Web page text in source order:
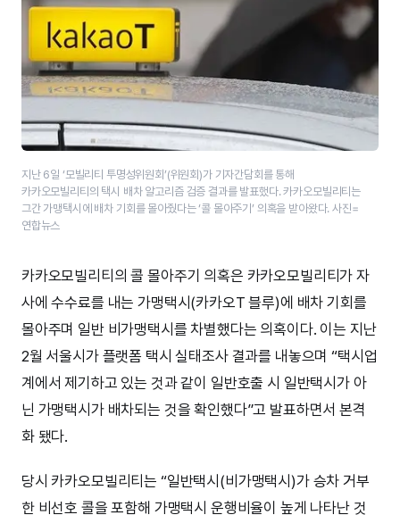
지난 6일 ‘모빌리티 투명성위원회’(위원회)가 기자간담회를 통해
카카오모빌리티의 택시 배차 알고리즘 검증 결과를 발표했다. ​카카오모빌리티는
그간 가맹택시에 배차 기회를 몰아줬다는 ‘​콜 몰아주기’​ 의혹을 받아왔다. 사진=
연합뉴스
카카오모빌리티의 콜 몰아주기 의혹은 카카오모빌리티가 자
사에 수수료를 내는 가맹택시(카카오T 블루)에 배차 기회를
몰아주며 일반 비가맹택시를 차별했다는 의혹이다. 이는 지난
2월 서울시가 플랫폼 택시 실태조사 결과를 내놓으며 “택시업
계에서 제기하고 있는 것과 같이 일반호출 시 일반택시가 아
닌 가맹택시가 배차되는 것을 확인했다”고 발표하면서 본격
화 됐다.
당시 카카오모빌리티는 “일반택시(비가맹택시)가 승차 거부
한 비선호 콜을 포함해 가맹택시 운행비율이 높게 나타난 것